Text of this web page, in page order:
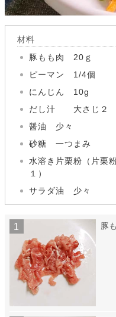
材料
豚もも肉 20ｇ
ピーマン 1/4個
にんじん 10g
だし汁 大さじ２
醤油 少々
砂糖 一つまみ
水溶き片栗粉（片
１）
サラダ油 少々
豚